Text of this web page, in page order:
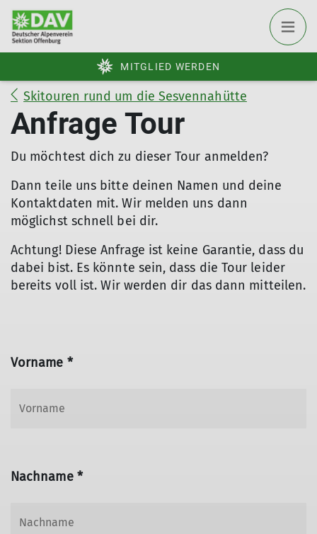
MITGLIED WERDEN
Skitouren rund um die Sesvennahütte
Anfrage Tour
Du möchtest dich zu dieser Tour anmelden?
Dann teile uns bitte deinen Namen und deine
Kontaktdaten mit. Wir melden uns dann
möglichst schnell bei dir.
Achtung! Diese Anfrage ist keine Garantie, dass du
dabei bist. Es könnte sein, dass die Tour leider
bereits voll ist. Wir werden dir das dann mitteilen.
Vorname *
Nachname *